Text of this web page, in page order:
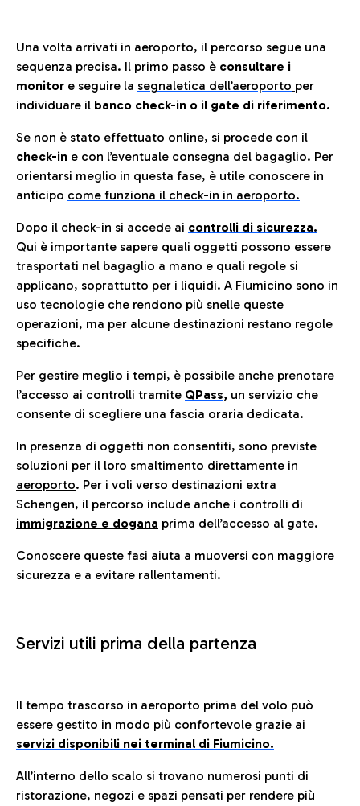
Una volta arrivati in aeroporto, il percorso segue una
sequenza precisa. Il primo passo è consultare i
monitor e seguire la segnaletica dell’aeroporto per
individuare il banco check-in o il gate di riferimento.
Se non è stato effettuato online, si procede con il
check-in e con l’eventuale consegna del bagaglio. Per
orientarsi meglio in questa fase, è utile conoscere in
anticipo come funziona il check-in in aeroporto.
Dopo il check-in si accede ai controlli di sicurezza.
Qui è importante sapere quali oggetti possono essere
trasportati nel bagaglio a mano e quali regole si
applicano, soprattutto per i liquidi. A Fiumicino sono in
uso tecnologie che rendono più snelle queste
operazioni, ma per alcune destinazioni restano regole
specifiche.
Per gestire meglio i tempi, è possibile anche prenotare
l’accesso ai controlli tramite QPass, un servizio che
consente di scegliere una fascia oraria dedicata.
In presenza di oggetti non consentiti, sono previste
soluzioni per il loro smaltimento direttamente in
aeroporto. Per i voli verso destinazioni extra
Schengen, il percorso include anche i controlli di
immigrazione e dogana prima dell’accesso al gate.
Conoscere queste fasi aiuta a muoversi con maggiore
sicurezza e a evitare rallentamenti.
Servizi utili prima della partenza
Il tempo trascorso in aeroporto prima del volo può
essere gestito in modo più confortevole grazie ai
servizi disponibili nei terminal di Fiumicino.
All’interno dello scalo si trovano numerosi punti di
ristorazione, negozi e spazi pensati per rendere più